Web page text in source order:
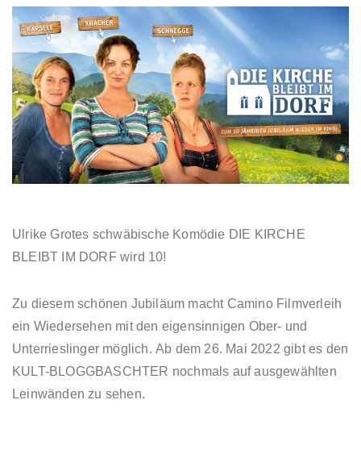
Ulrike Grotes schwäbische Komödie DIE KIRCHE
BLEIBT IM DORF wird 10!
Zu diesem schönen Jubiläum macht Camino Filmverleih
ein Wiedersehen mit den eigensinnigen Ober- und
Unterrieslinger möglich. Ab dem 26. Mai 2022 gibt es den
KULT-BLOGGBASCHTER nochmals auf ausgewählten
Leinwänden zu sehen.